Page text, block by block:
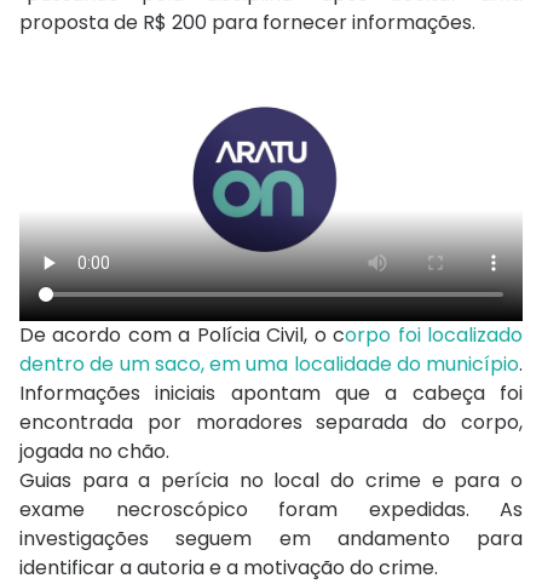
proposta de R$ 200 para fornecer informações.
De acordo com a Polícia Civil, o corpo foi localizado
dentro de um saco, em uma localidade do município.
Informações iniciais apontam que a cabeça foi
encontrada por moradores separada do corpo,
jogada no chão.
Guias para a perícia no local do crime e para o
exame necroscópico foram expedidas. As
investigações seguem em andamento para
identificar a autoria e a motivação do crime.